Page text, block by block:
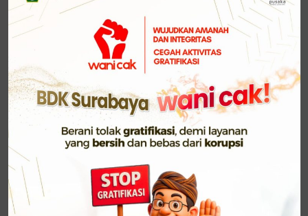
“Pada momentum HAB ke-78 Kementerian Agama
ini, saya mengajak kepada seluruh ASN
Kementerian Agama untuk meningkatkan spirit
layanan kita kepada seluruh umat beragama.
Indonesia Hebat Bersama Umat adalah tema yang
kita usung pada HAB ke-78 ini. Ini bermakna bahwa
kita harus membersamai umat untuk menuju
Indonesia yang hebat. Wujud dari membersamai
umat ini adalah dengan memberikan layanan yang
sebaik-baiknya kepada seluruh umat beragama,“
lanjutnya.